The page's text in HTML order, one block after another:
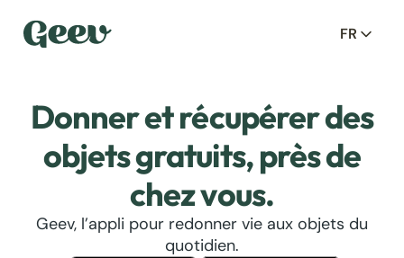
FR
Donner et récupérer des
objets gratuits, près de
chez vous.
Geev, l’appli pour redonner vie aux objets du
quotidien.